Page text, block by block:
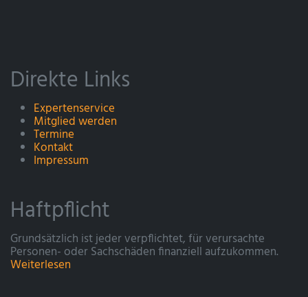
Direkte Links
Expertenservice
Mitglied werden
Termine
Kontakt
Impressum
Haftpflicht
Grundsätzlich ist jeder verpflichtet, für verursachte
Personen- oder Sachschäden finanziell aufzukommen.
Weiterlesen